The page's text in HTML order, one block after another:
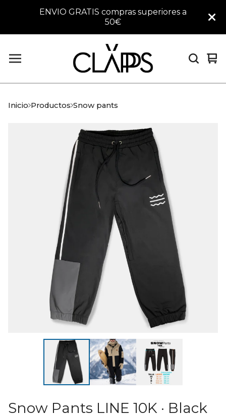
ENVIO GRATIS compras superiores a
50€
Ver
0
Inicio Productos Snow pants
Snow Pants LINE 10K · Black